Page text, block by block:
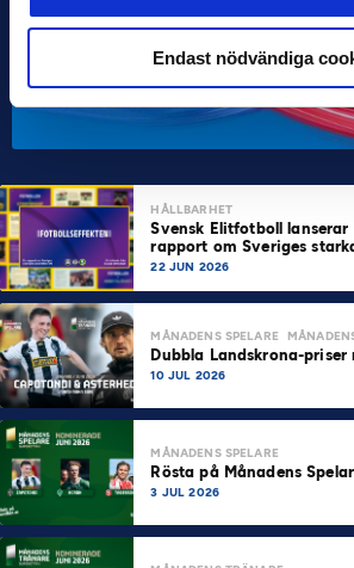
Endast nödvändiga
HÅLLBARHET
Svensk Elitfotboll
rapport om Sveriges
samhällskraft
22 JUN 2026
MÅNADENS SPELARE
Dubbla Landskrona-
10 JUL 2026
MÅNADENS SPELARE
Rösta på Månadens
3 JUL 2026